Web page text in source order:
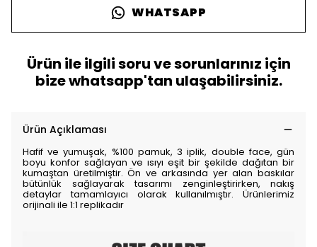
WHATSAPP
Ürün ile ilgili soru ve sorunlarınız için
bize whatsapp'tan ulaşabilirsiniz.
Ürün Açıklaması
Hafif ve yumuşak, %100 pamuk, 3 iplik, double face, gün
boyu konfor sağlayan ve ısıyı eşit bir şekilde dağıtan bir
kumaştan üretilmiştir. Ön ve arkasında yer alan baskılar
bütünlük sağlayarak tasarımı zenginleştirirken, nakış
detaylar tamamlayıcı olarak kullanılmıştır. Ürünlerimiz
orijinali ile 1:1 replikadır